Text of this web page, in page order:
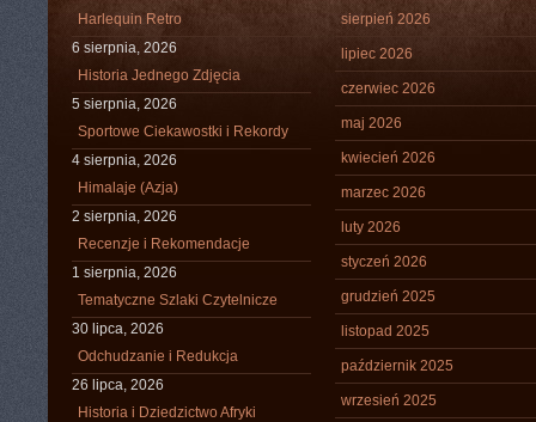
Harlequin Retro
6 sierpnia, 2026
Historia Jednego Zdjęcia
5 sierpnia, 2026
Sportowe Ciekawostki i Rekordy
4 sierpnia, 2026
Himalaje (Azja)
2 sierpnia, 2026
Recenzje i Rekomendacje
1 sierpnia, 2026
Tematyczne Szlaki Czytelnicze
30 lipca, 2026
Odchudzanie i Redukcja
26 lipca, 2026
Historia i Dziedzictwo Afryki
sierpień 2026
lipiec 2026
czerwiec 2026
maj 2026
kwiecień 2026
marzec 2026
luty 2026
styczeń 2026
grudzień 2025
listopad 2025
październik 2025
wrzesień 2025